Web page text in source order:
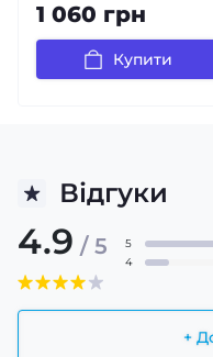
1 060 грн
Купити
Відгуки
4.9 / 5
+
5
4